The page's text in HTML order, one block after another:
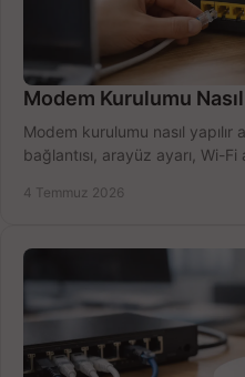
Modem Kurulumu Nasıl
Modem kurulumu nasıl yapılır
bağlantısı, arayüz ayarı, Wi-
4 Temmuz 2026